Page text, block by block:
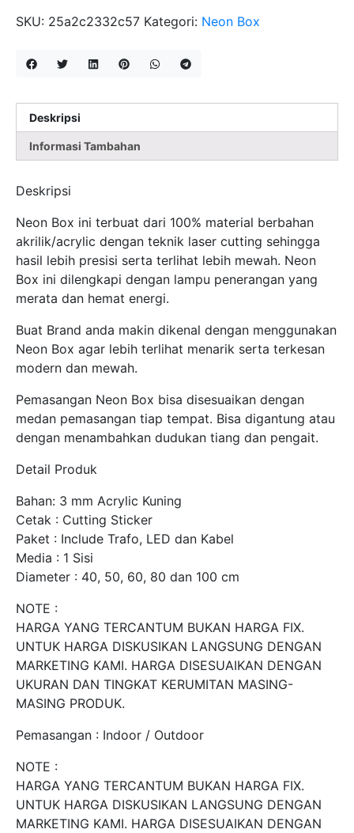
SISI
CUTTING
DK
SKU: 25a2c2332c57 Kategori: Neon Box
Deskripsi
Informasi Tambahan
Deskripsi
Neon Box ini terbuat dari 100% material berbahan
akrilik/acrylic dengan teknik laser cutting sehingga
hasil lebih presisi serta terlihat lebih mewah. Neon
Box ini dilengkapi dengan lampu penerangan yang
merata dan hemat energi.
Buat Brand anda makin dikenal dengan menggunakan
Neon Box agar lebih terlihat menarik serta terkesan
modern dan mewah.
Pemasangan Neon Box bisa disesuaikan dengan
medan pemasangan tiap tempat. Bisa digantung atau
dengan menambahkan dudukan tiang dan pengait.
Detail Produk
Bahan: 3 mm Acrylic Kuning
Cetak : Cutting Sticker
Paket : Include Trafo, LED dan Kabel
Media : 1 Sisi
Diameter : 40, 50, 60, 80 dan 100 cm
NOTE :
HARGA YANG TERCANTUM BUKAN HARGA FIX.
UNTUK HARGA DISKUSIKAN LANGSUNG DENGAN
MARKETING KAMI. HARGA DISESUAIKAN DENGAN
UKURAN DAN TINGKAT KERUMITAN MASING-
MASING PRODUK.
Pemasangan : Indoor / Outdoor
NOTE :
HARGA YANG TERCANTUM BUKAN HARGA FIX.
UNTUK HARGA DISKUSIKAN LANGSUNG DENGAN
MARKETING KAMI. HARGA DISESUAIKAN DENGAN